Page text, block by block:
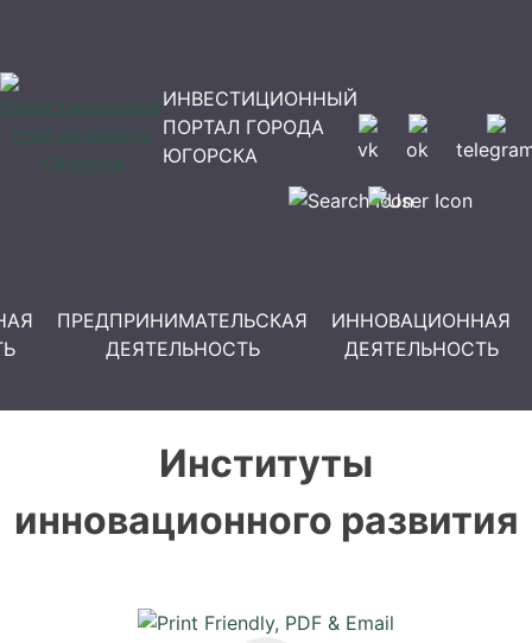
ИНВЕСТИЦИОННЫЙ
ПОРТАЛ ГОРОДА
ЮГОРСКА
vk ok
ПРЕДПРИНИМАТЕЛЬСКАЯ
ДЕЯТЕЛЬНОСТЬ
ИННОВАЦИОННАЯ
ДЕЯТЕЛЬНОСТЬ
Институты
инновационного развития